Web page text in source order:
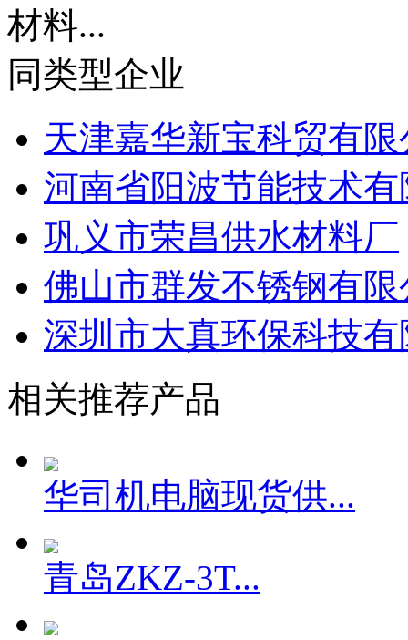
材料...
同类型企业
天津嘉华新宝科贸有
河南省阳波节能技术
巩义市荣昌供水材料厂
佛山市群发不锈钢有限
深圳市大真环保科技
相关推荐产品
华司机电脑现货供...
青岛ZKZ-3T...